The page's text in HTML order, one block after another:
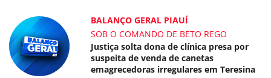
BALANÇO GERAL PIAUÍ
SOB O COMANDO DE BETO REGO
Justiça solta dona de clínica presa por
suspeita de venda de canetas
emagrecedoras irregulares em Teresina